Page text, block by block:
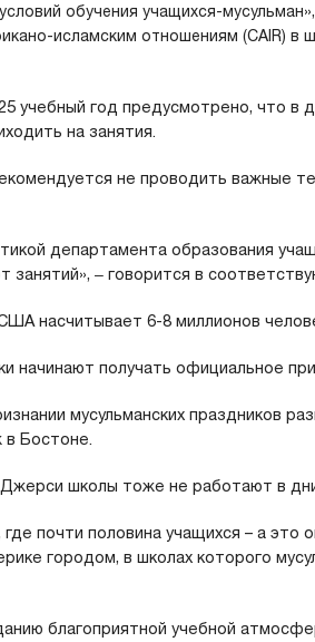
обучения учащихся-
исламским отношениям (CAIR) в
учебный год предусмотрено, что в
на занятия.
не проводить важные
департамента образования
занятий», ‒ говорится в
насчитывает 6-8 миллионов
начинают получать официальное
мусульманских праздников
Бостоне.
школы тоже не работают в дни
почти половина учащихся – а это
городом, в школах которого
благоприятной учебной